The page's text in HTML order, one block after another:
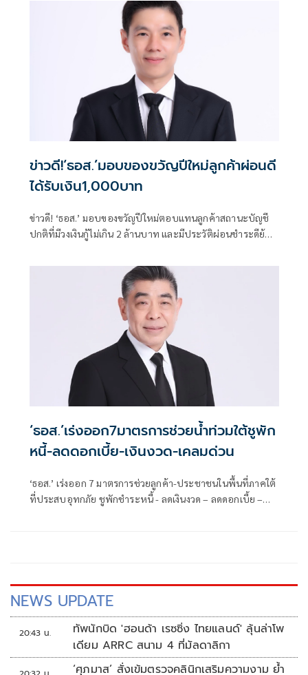
ข่าวดี!‘ธอส.’มอบของขวัญปีใหม่ลูกค้าผ่อนดี
ได้รับเงิน1,000บาท
ข่าวดี! ‘ธอส.’ มอบของขวัญปีใหม่ตอบแทนลูกค้าสถานะบัญชี
ปกติที่มีวงเงินกู้ไม่เกิน 2 ล้านบาท และมีประวัติผ่อนชำระดีย้อน
‘ธอส.’เร่งออก7มาตรการช่วยน้ำท่วมใต้ชูพัก
หนี้-ลดดอกเบี้ย-เงินงวด-เคลมด่วน
‘ธอส.’ เร่งออก 7 มาตรการช่วยลูกค้า-ประชาชนในพื้นที่ภาคใต้
ที่ประสบอุทกภัย ชูพักชำระหนี้ - ลดเงินงวด – ลดดอกเบี้ย –
NEWS UPDATE
20:43 น.
ทัพนักบิด 'ฮอนด้า เรซซิ่ง ไทยแลนด์' ลุ้นล่าโพ
เดียม ARRC สนาม 4 ที่มัลดาลิกา
‘ศุภมาส’ สั่งเข้มตรวจคลินิกเสริมความงาม ย้ำ